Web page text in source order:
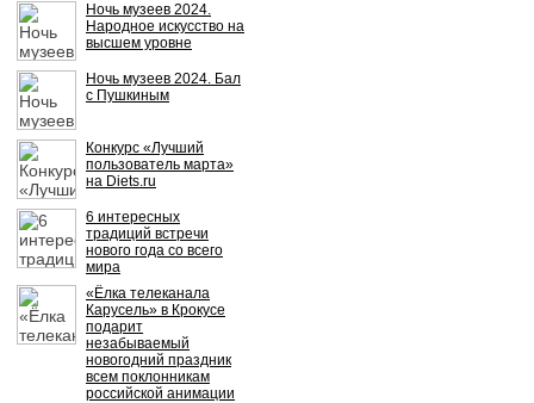
Ночь музеев 2024.
Народное искусство на
высшем уровне
Ночь музеев 2024. Бал
с Пушкиным
Конкурс «Лучший
пользователь марта»
на Diets.ru
6 интересных
традиций встречи
нового года со всего
мира
«Ёлка телеканала
Карусель» в Крокусе
подарит
незабываемый
новогодний праздник
всем поклонникам
российской анимации